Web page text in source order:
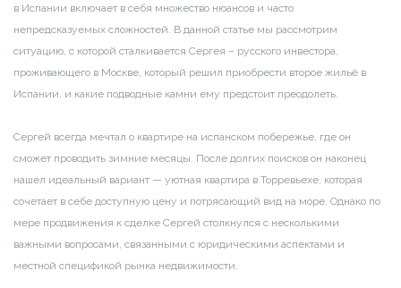
в Испании включает в себя множество нюансов и часто
непредсказуемых сложностей. В данной статье мы рассмотрим
ситуацию, с которой сталкивается Сергея – русского инвестора,
проживающего в Москве, который решил приобрести второе жильё в
Испании, и какие подводные камни ему предстоит преодолеть.
Сергей всегда мечтал о квартире на испанском побережье, где он
сможет проводить зимние месяцы. После долгих поисков он наконец
нашел идеальный вариант — уютная квартира в Торревьехе, которая
сочетает в себе доступную цену и потрясающий вид на море. Однако по
мере продвижения к сделке Сергей столкнулся с несколькими
важными вопросами, связанными с юридическими аспектами и
местной спецификой рынка недвижимости.